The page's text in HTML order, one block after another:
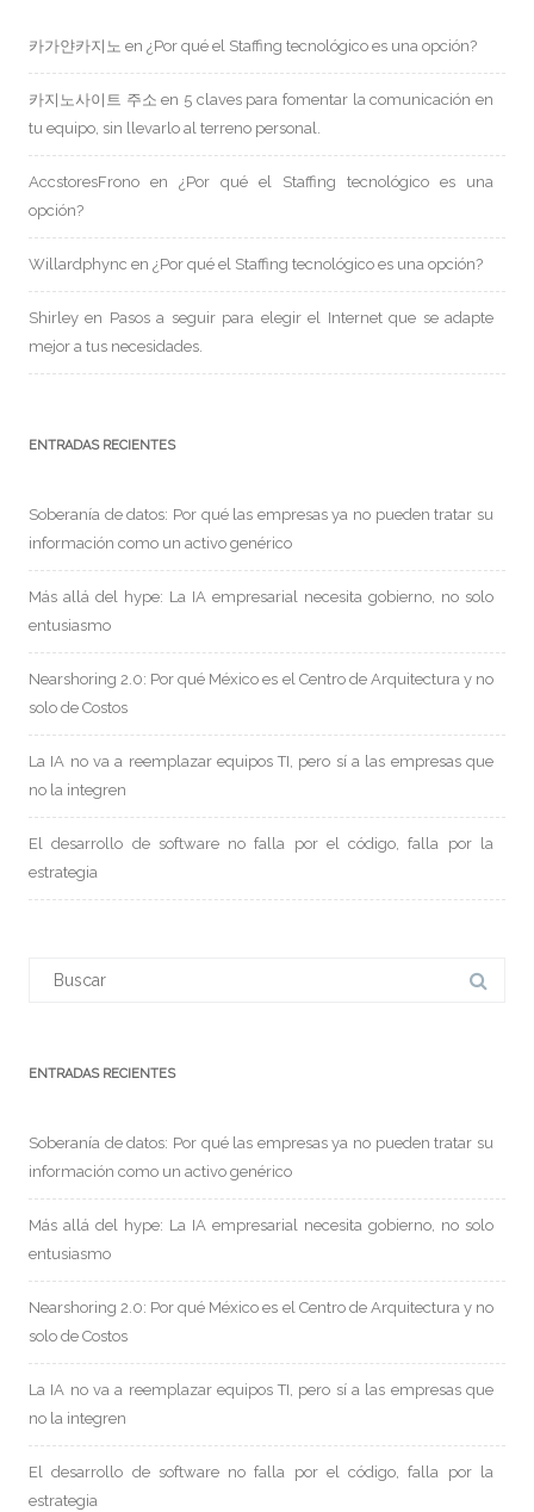
카가얀카지노 en ¿Por qué el Staffing tecnológico es una opción?
카지노사이트 주소 en 5 claves para fomentar la comunicación en
tu equipo, sin llevarlo al terreno personal.
AccstoresFrono en ¿Por qué el Staffing tecnológico es una
opción?
Willardphync en ¿Por qué el Staffing tecnológico es una opción?
Shirley en Pasos a seguir para elegir el Internet que se adapte
mejor a tus necesidades.
ENTRADAS RECIENTES
Soberanía de datos: Por qué las empresas ya no pueden tratar su
información como un activo genérico
Más allá del hype: La IA empresarial necesita gobierno, no solo
entusiasmo
Nearshoring 2.0: Por qué México es el Centro de Arquitectura y no
solo de Costos
La IA no va a reemplazar equipos TI, pero sí a las empresas que
no la integren
El desarrollo de software no falla por el código, falla por la
estrategia
ENTRADAS RECIENTES
Soberanía de datos: Por qué las empresas ya no pueden tratar su
información como un activo genérico
Más allá del hype: La IA empresarial necesita gobierno, no solo
entusiasmo
Nearshoring 2.0: Por qué México es el Centro de Arquitectura y no
solo de Costos
La IA no va a reemplazar equipos TI, pero sí a las empresas que
no la integren
El desarrollo de software no falla por el código, falla por la
estrategia